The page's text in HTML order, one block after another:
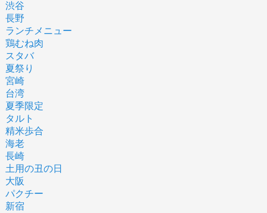
渋谷
長野
ランチメニュー
鶏むね肉
スタバ
夏祭り
宮崎
台湾
夏季限定
タルト
精米歩合
海老
長崎
土用の丑の日
大阪
パクチー
新宿